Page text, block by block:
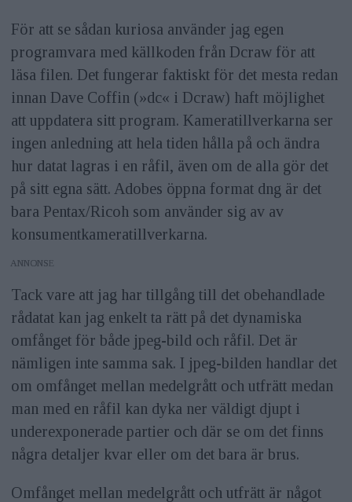
För att se sådan kuriosa använder jag egen
programvara med källkoden från Dcraw för att
läsa filen. Det fungerar faktiskt för det mesta redan
innan Dave Coffin (»dc« i Dcraw) haft möjlighet
att uppdatera sitt program. Kameratillverkarna ser
ingen anledning att hela tiden hålla på och ändra
hur datat lagras i en råfil, även om de alla gör det
på sitt egna sätt. Adobes öppna format dng är det
bara Pentax/Ricoh som använder sig av av
konsumentkameratillverkarna.
ANNONS
Tack vare att jag har tillgång till det obehandlade
rådatat kan jag enkelt ta rätt på det dynamiska
omfånget för både jpeg-bild och råfil. Det är
nämligen inte samma sak. I jpeg-bilden handlar det
om omfånget mellan medelgrått och utfrätt medan
man med en råfil kan dyka ner väldigt djupt i
underexponerade partier och där se om det finns
några detaljer kvar eller om det bara är brus.
Omfånget mellan medelgrått och utfrätt är något